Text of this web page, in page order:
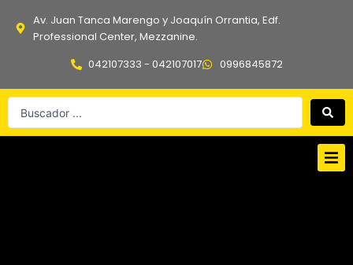
Av. Juan Tanca Marengo y Joaquín Orrantia, Edf.
Professional Center, Mezzanine.
042107333 - 042107017
0996845872
Search